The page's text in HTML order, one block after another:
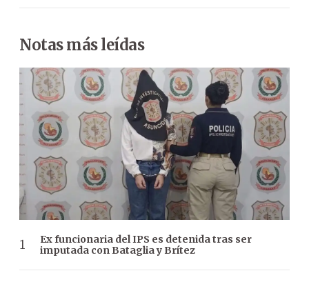
Notas más leídas
Ex funcionaria del IPS es detenida tras ser
imputada con Bataglia y Brítez